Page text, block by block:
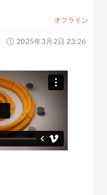
オフライン
2025年3月2日 23:26